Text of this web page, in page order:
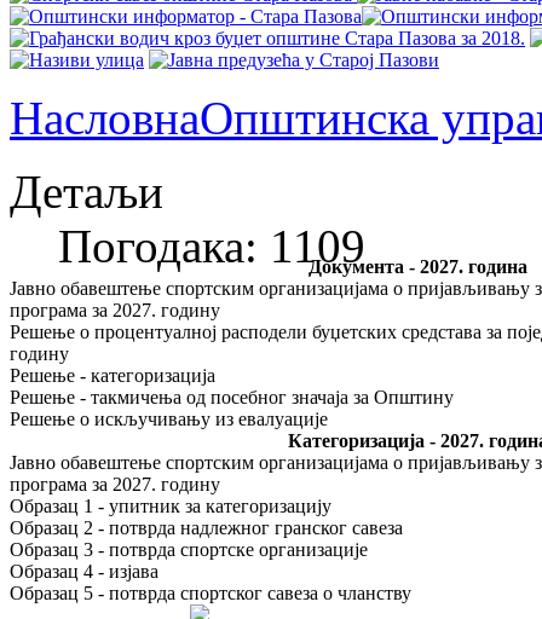
НасловнаОпштинска
Детаљи
Погодака: 1109Документа - 2027. година
Јавно обавештење спортским организацијама о
програма за 2027. годину
Решење о процентуалној расподели буџетских средстава за
годину
Решење - категоризација
Решење - такмичења од посебног значаја за Општину
Решење о искључивању из евалуације
Категоризација - 2027.
Јавно обавештење спортским организацијама о
програма за 2027. годину
Образац 1 - упитник за категоризацију
Образац 2 - потврда надлежног гранског савеза
Образац 3 - потврда спортске организације
Образац 4 - изјава
Образац 5 - потврда спортског савеза о чланству